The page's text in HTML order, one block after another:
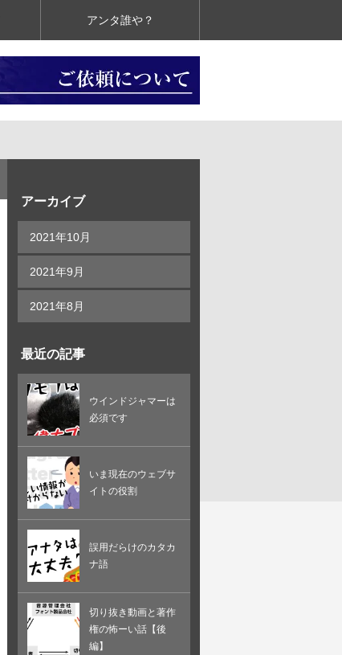
アンタ誰や？
アーカイブ
2021年10月
2021年9月
2021年8月
最近の記事
ウインドジャマーは
必須です
いま現在のウェブサ
イトの役割
誤用だらけのカタカ
ナ語
切り抜き動画と著作
権の怖ーい話【後
編】